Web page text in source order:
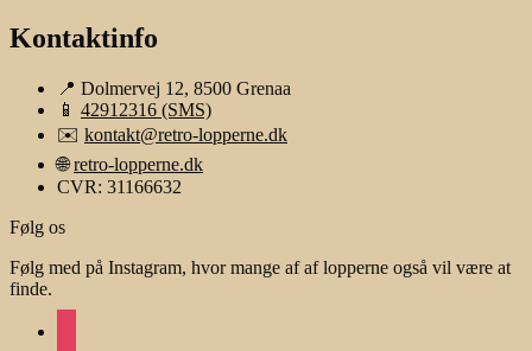
Kontaktinfo
📍 Dolmervej 12, 8500 Grenaa
📱 42912316 (SMS)
✉️ kontakt@retro-lopperne.dk
🌐retro-lopperne.dk
CVR: 31166632
Følg os
Følg med på Instagram, hvor mange af af lopperne også vil være at
finde.